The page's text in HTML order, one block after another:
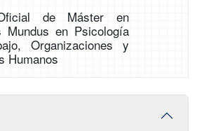
de Máster en
Mundus en Psicología
Organizaciones y
Humanos